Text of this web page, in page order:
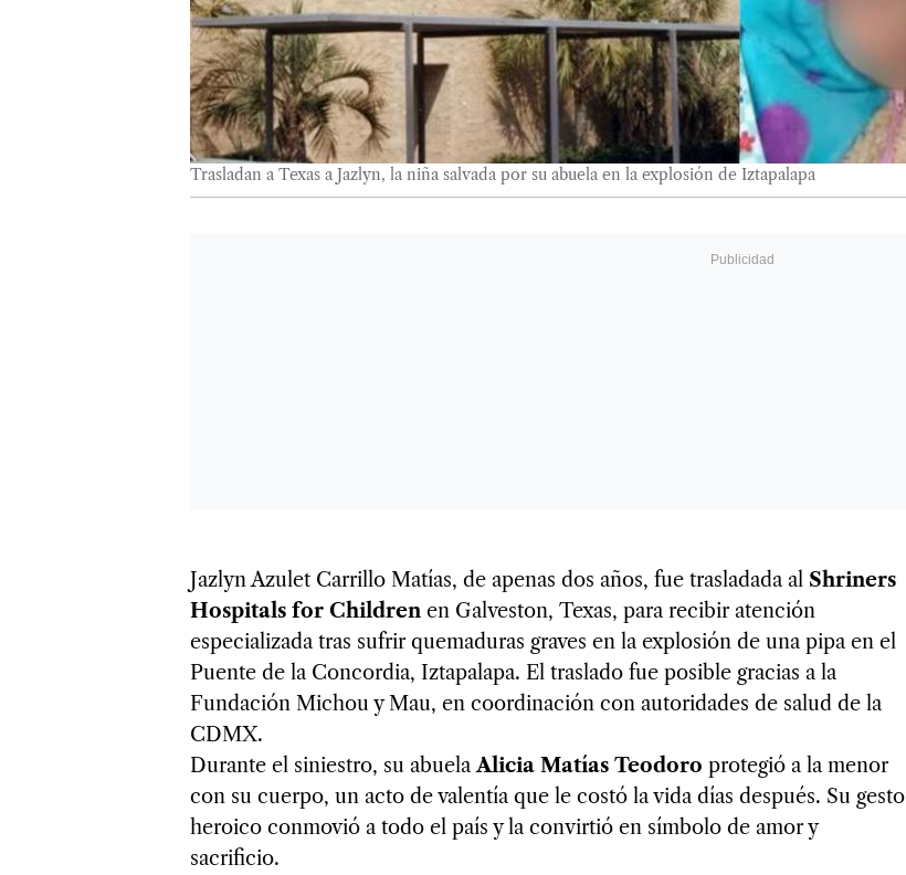
Trasladan a Texas a Jazlyn, la niña salvada por su abuela en la explosión de Iztapalapa
Jazlyn Azulet Carrillo Matías, de apenas dos años, fue trasladada al Shriners
Hospitals for Children en Galveston, Texas, para recibir atención
especializada tras sufrir quemaduras graves en la explosión de una pipa en el
Puente de la Concordia, Iztapalapa. El traslado fue posible gracias a la
Fundación Michou y Mau, en coordinación con autoridades de salud de la
CDMX.
Durante el siniestro, su abuelaAlicia Matías Teodoro protegió a la menor
con su cuerpo, un acto de valentía que le costó la vida días después. Su gesto
heroico conmovió a todo el país y la convirtió en símbolo de amor y
sacrificio.